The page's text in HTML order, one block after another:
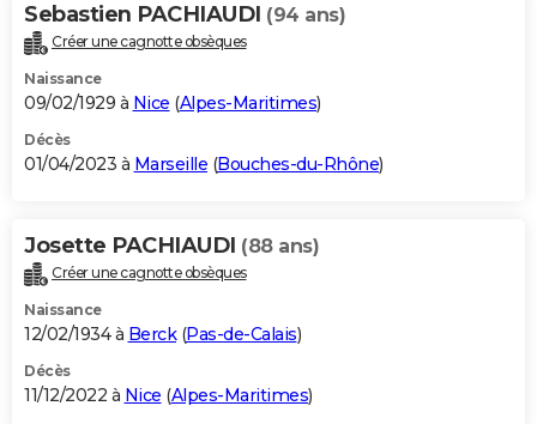
Sebastien PACHIAUDI (94 ans)
Créer une cagnotte obsèques
Naissance
09/02/1929 à Nice (Alpes-Maritimes)
Décès
01/04/2023 à Marseille (Bouches-du-Rhône)
Josette PACHIAUDI (88 ans)
Créer une cagnotte obsèques
Naissance
12/02/1934 à Berck(Pas-de-Calais)
Décès
11/12/2022 à Nice (Alpes-Maritimes)